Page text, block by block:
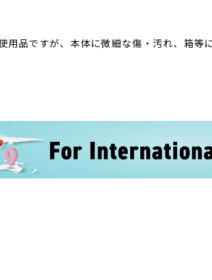
品ですが、本体に微細な傷・汚れ、箱等